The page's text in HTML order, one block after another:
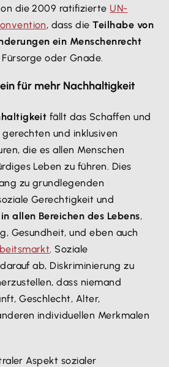
die 2009 ratifizierte UN-
, dass dieTeilhabe von
ein Menschenrecht
oder Gnade.
für mehr Nachhaltigkeit
fällt das Schaffen und
und inklusiven
die es allen Menschen
Leben zu führen. Dies
zu grundlegenden
Gerechtigkeit und
allen Bereichen des Lebens,
Gesundheit, und eben auch
. Soziale
ab, Diskriminierung zu
dass niemand
Geschlecht, Alter,
individuellen Merkmalen
Aspekt sozialer